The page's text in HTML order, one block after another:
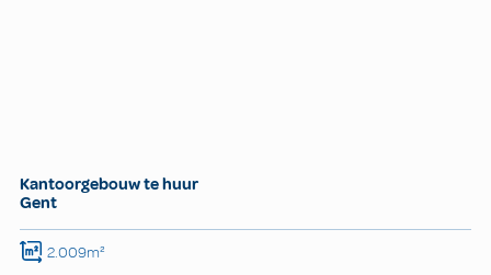
Kantoorgebouw te huur
Gent
2.009m²